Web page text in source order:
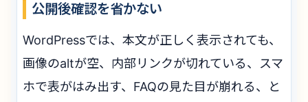
公開後確認を省かない
WordPressでは、本文が正しく表示されても、
画像のaltが空、内部リンクが切れている、スマ
ホで表がはみ出す、FAQの見た目が崩れる、と